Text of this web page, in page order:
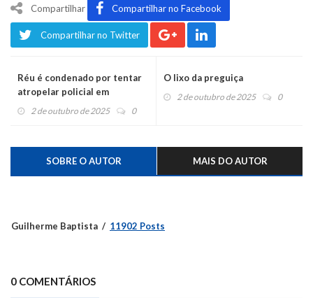
Compartilhar Compartilhar no Facebook
Compartilhar no Twitter
Réu é condenado por tentar
atropelar policial em
Montenegro
2 de outubro de 2025 0
O lixo da preguiça
2 de outubro de 2025 0
SOBRE O AUTOR MAIS DO AUTOR
Guilherme Baptista 11902 Posts
0 COMENTÁRIOS